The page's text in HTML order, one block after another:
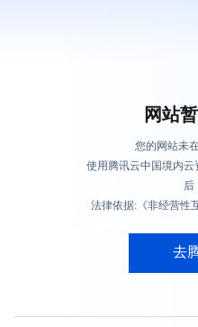
网站
您的网站未
使用腾讯云中国境内
后
法律依据:《非经营性
去